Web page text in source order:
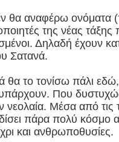
θα αναφέρω ονόματα
της νέας τάξης
Δηλαδή έχουν
Σατανά.
θα το τονίσω πάλι
Που
νεολαία. Μέσα από τις
πάρα πολύ κόσμο
και ανθρωποθυσίες.